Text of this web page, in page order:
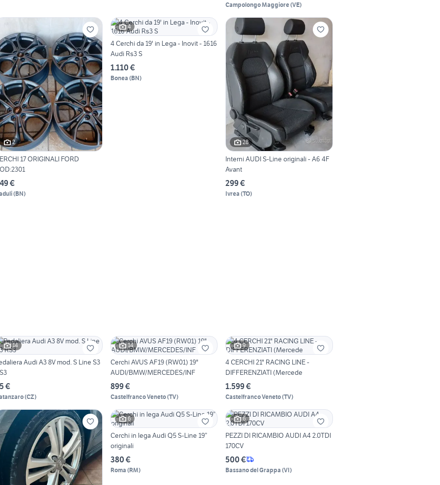
Campolongo Maggiore(VE)
2
17 ORIGINALI FORD
€
(BN)
4
4 Cerchi da 19' in Lega - Inovit - 1616
Audi Rs3 S
1.110 €
Bonea (BN)
28
Interni AUDI S-Line originali - A6 4F
Avant
299 €
Ivrea (TO)
14
Audi A3 8V mod. S Line S3
€
(CZ)
14
Cerchi AVUS AF19 (RW01) 19"
AUDI/BMW/MERCEDES/INF
899 €
Castelfranco Veneto(TV)
9
4 CERCHI 21" RACING LINE -
DIFFERENZIATI (Mercede
1.599 €
Castelfranco Veneto(TV)
6
Cerchi in lega Audi Q5 S-Line 19”
originali
380 €
Roma (RM)
6
PEZZI DI RICAMBIO AUDI A4 2.0TDI
170CV
500 €
Bassano del Grappa (VI)